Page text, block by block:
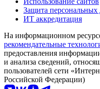
Защита
ИТ аккредитация
На информационном
рекомендательные
предоставления
и анализа сведений,
пользователей сети
Российской Федерации)